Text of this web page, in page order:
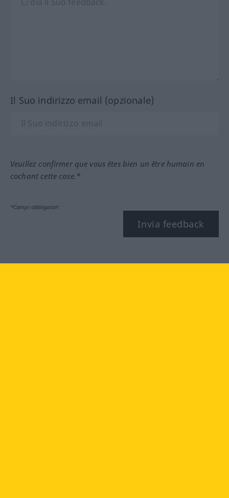
Il Suo indirizzo email (opzionale)
Veuillez confirmer que vous êtes bien un être humain en
cochant cette case.*
*Campi obbligatori
Invia feedback